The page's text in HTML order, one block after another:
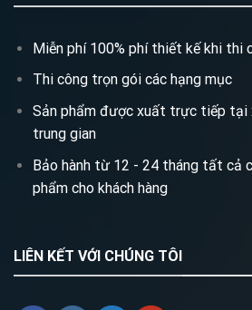
Miễn phí 100% phí thiết kế khi thi
Thi công trọn gói các hạng mục
Sản phẩm được xuất trực tiếp tại
trung gian
Bảo hành từ 12 - 24 tháng tất cả
phẩm cho khách hàng
LIÊN KẾT VỚI CHÚNG TÔI